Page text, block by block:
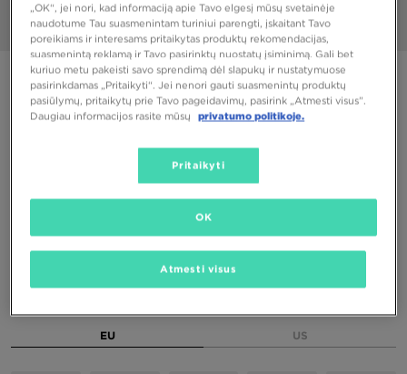
PUIKUS PASIŪLYMAS
NIKE AIR FORCE 1 '07 LV8
(Žemiausia kaina per pastarąsias 30 dienų iki nuolaidos)
120,00 € -15% (Pradinė kaina)
EU US
„OK“, jei nori, kad informaciją apie Tavo elgesį mūsų svetainėje
naudotume Tau suasmenintam turiniui parengti, įskaitant Tavo
poreikiams ir interesams pritaikytas produktų rekomendacijas,
suasmenintą reklamą ir Tavo pasirinktų nuostatų įsiminimą. Gali bet
kuriuo metu pakeisti savo sprendimą dėl slapukų ir nustatymuose
pasirinkdamas „Pritaikyti“. Jei nenori gauti suasmenintų produktų
pasiūlymų, pritaikytų prie Tavo pageidavimų, pasirink „Atmesti visus”.
Daugiau informacijos rasite mūsų
privatumo politikoje.
Pritaikyti
Atmesti visus
OK